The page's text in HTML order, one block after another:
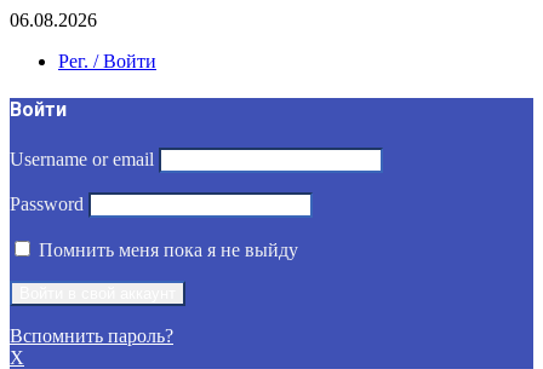
06.08.2026
Рег. / Войти
Войти
Username or email
Password
Помнить меня пока я не выйду
Вспомнить пароль?
X